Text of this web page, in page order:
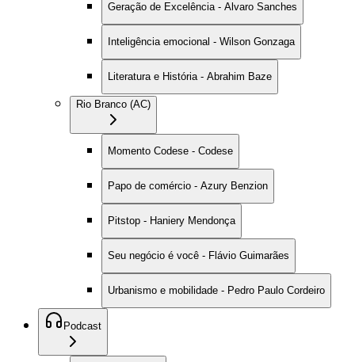
Geração de Excelência - Alvaro Sanches
Inteligência emocional - Wilson Gonzaga
Literatura e História - Abrahim Baze
Rio Branco (AC)
Momento Codese - Codese
Papo de comércio - Azury Benzion
Pitstop - Haniery Mendonça
Seu negócio é você - Flávio Guimarães
Urbanismo e mobilidade - Pedro Paulo Cordeiro
Podcast